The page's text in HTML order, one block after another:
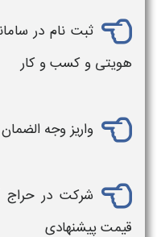
ثبت‌ نام در
هویتی و کسب‌ و کار
واریز وجه‌
شرکت در
قیمت پیشنهادی